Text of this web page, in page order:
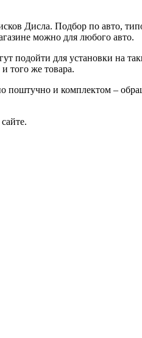
Дисла. Подбор по авто,
можно для любого авто.
подойти для установки на
того же товара.
и комплектом –